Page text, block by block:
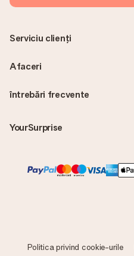
întrebări frecvente
YourSurprise
Serviciu clienți
Afaceri
Politica privind cookie-urile